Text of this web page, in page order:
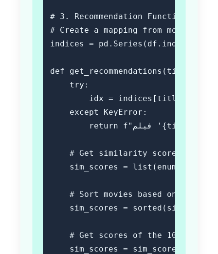
# 3. Recommendation Function
# Create a mapping from movie
indices = pd.Series(df.index,
def get_recommendations(title,
    try:
        idx = indices[title]
    except KeyError:
        return f"فیلم '{title}' یافت نشد."
# Get similarity scores for
sim_scores =
# Sort movies based on
sim_scores =
# Get scores of the 10 most
    sim_scores = sim_scores[1:11]